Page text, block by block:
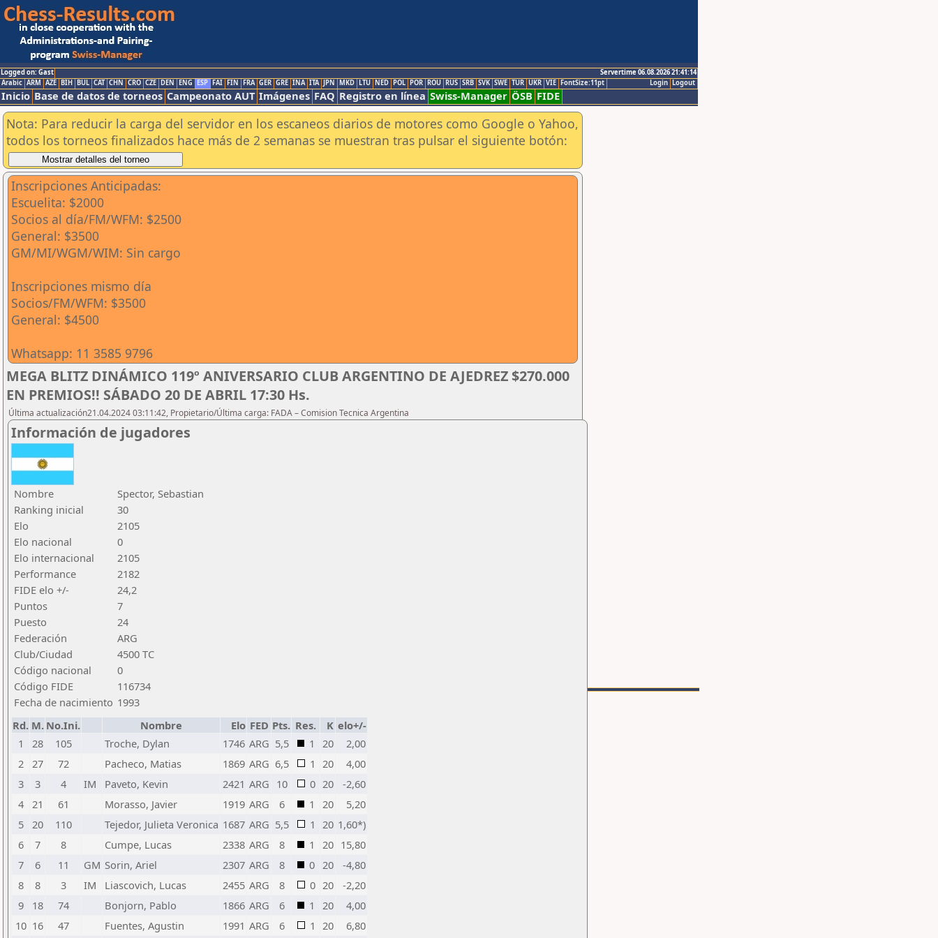
Logged on: Gast
Servertime 06.08.2026 21:41:14
Logout
Login
Arabic ARM AZE BIH BUL CAT CHN CRO CZE DEN ENG ESP FAI FIN FRA GER GRE INA ITA JPN MKD LTU NED POL POR ROU RUS SRB SVK SWE TUR UKR VIE FontSize:11pt
Inicio Base de datos de torneos Campeonato AUT Imágenes FAQ Registro en línea Swiss-Manager ÖSB FIDE
Nota: Para reducir la carga del servidor en los escaneos diarios de motores como Google o Yahoo,
todos los torneos finalizados hace más de 2 semanas se muestran tras pulsar el siguiente botón:
Inscripciones Anticipadas:
Escuelita: $2000
Socios al día/FM/WFM: $2500
General: $3500
GM/MI/WGM/WIM: Sin cargo
Inscripciones mismo día
Socios/FM/WFM: $3500
General: $4500
Whatsapp: 11 3585 9796
MEGA BLITZ DINÁMICO 119º ANIVERSARIO CLUB ARGENTINO DE AJEDREZ $270.000
EN PREMIOS!! SÁBADO 20 DE ABRIL 17:30 Hs.
Última actualización21.04.2024 03:11:42, Propietario/Última carga: FADA – Comision Tecnica Argentina
Información de jugadores
Nombre
Spector, Sebastian
Ranking inicial
30
Elo
2105
Elo nacional
0
Elo internacional
2105
Performance
2182
FIDE elo +/-
24,2
Puntos
7
Puesto
24
Federación
ARG
Club/Ciudad
4500 TC
Código nacional
0
Código FIDE
116734
Fecha de nacimiento 1993
Rd. M. No.Ini. Nombre Elo FED Pts. Res. K elo+/-
1
28 105 Troche, Dylan 1746 ARG 5,5 1 20
2,00
2 27 72 Pacheco, Matias 1869 ARG 6,5 1 20
4,00
3
3 4 IM Paveto, Kevin 2421 ARG 10 0 20
-2,60
4 21 61 Morasso, Javier 1919 ARG 6 1 20
5,20
5 20 110 Tejedor, Julieta Veronica 1687 ARG 5,5 1 20 1,60*)
6
7 8 Cumpe, Lucas 2338 ARG 8 1 20 15,80
7
6 11 GM Sorin, Ariel 2307 ARG 8 0 20
-4,80
8
8 3 IM Liascovich, Lucas 2455 ARG 8 0 20
-2,20
9
18 74 Bonjorn, Pablo 1866 ARG 6 1 20
4,00
10 16 47 Fuentes, Agustin 1991 ARG 6 1 20 6,80